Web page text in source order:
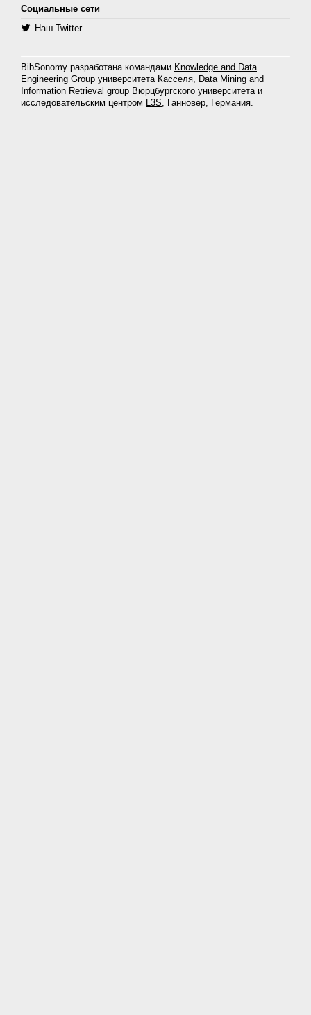
Социальные сети
Наш Twitter
BibSonomy разработана командами Knowledge and Data
Engineering Group университета Касселя, Data Mining and
Information Retrieval group Вюрцбургского университета и
исследовательским центром L3S, Ганновер, Германия.